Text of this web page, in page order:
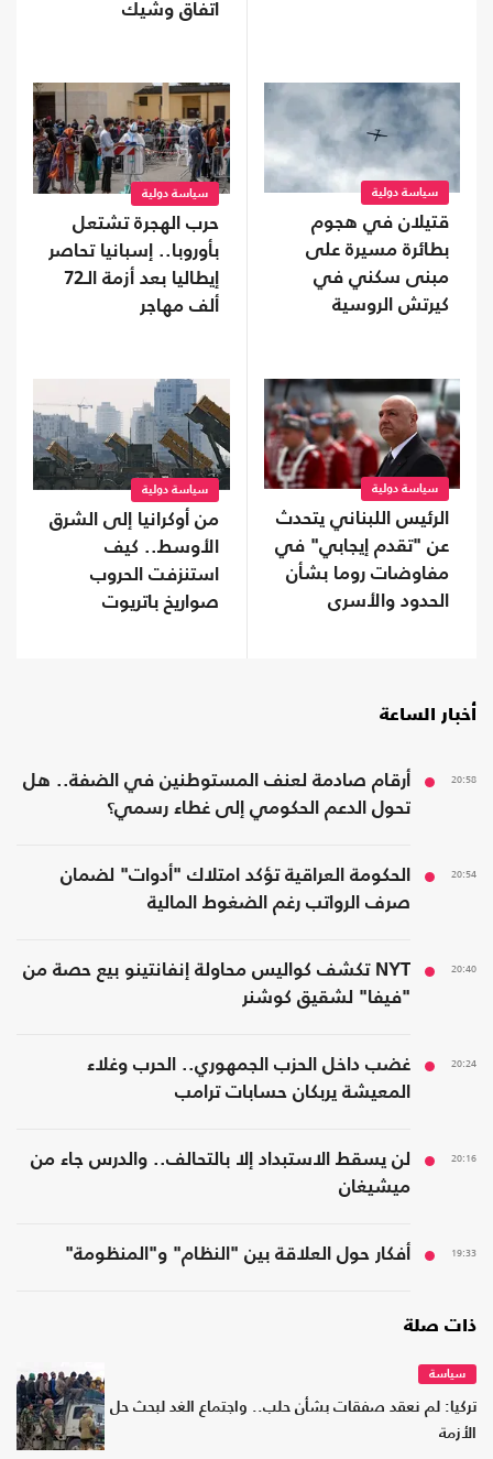
اتفاق وشيك
سياسة دولية
قتيلان في هجوم
بطائرة مسيرة على
مبنى سكني في
كيرتش الروسية
سياسة دولية
حرب الهجرة تشتعل
بأوروبا.. إسبانيا تحاصر
إيطاليا بعد أزمة الـ72
ألف مهاجر
سياسة دولية
الرئيس اللبناني يتحدث
عن "تقدم إيجابي" في
مفاوضات روما بشأن
الحدود والأسرى
سياسة دولية
من أوكرانيا إلى الشرق
الأوسط.. كيف
استنزفت الحروب
صواريخ باتريوت
أخبار الساعة
20:58
أرقام صادمة لعنف المستوطنين في الضفة.. هل
تحول الدعم الحكومي إلى غطاء رسمي؟
20:54
الحكومة العراقية تؤكد امتلاك "أدوات" لضمان
صرف الرواتب رغم الضغوط المالية
20:40
NYT تكشف كواليس محاولة إنفانتينو بيع حصة من
"فيفا" لشقيق كوشنر
20:24
غضب داخل الحزب الجمهوري.. الحرب وغلاء
المعيشة يربكان حسابات ترامب
20:16
لن يسقط الاستبداد إلا بالتحالف.. والدرس جاء من
ميشيغان
19:33 أفكار حول العلاقة بين "النظام" و"المنظومة"
ذات صلة
سياسة
تركيا: لم نعقد صفقات بشأن حلب.. واجتماع الغد لبحث حل
الأزمة